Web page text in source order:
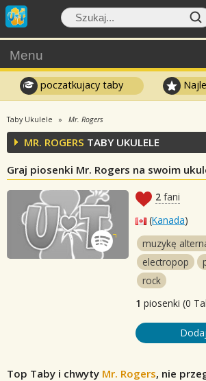
Menu
poczatkujacy taby
Taby Ukulele Mr. Rogers
MR. ROGERS TABY UKULELE
Graj piosenki Mr. Rogers na swoim
2 fani
(Kanada)
muzykę
electropop
rock
1 piosenki (0
Top Taby i chwyty Mr. Rogers, nie